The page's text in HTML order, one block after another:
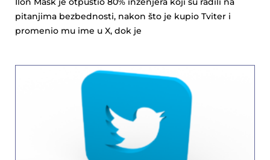
pitanjima bezbednosti, nakon što je kupio Tviter i
promenio mu ime u X, dok je